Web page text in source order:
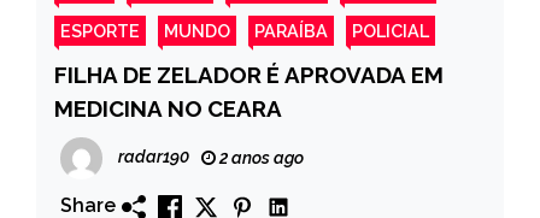
ESPORTE MUNDO PARAÍBA POLICIAL
FILHA DE ZELADOR É APROVADA EM
MEDICINA NO CEARA
radar190 2 anos ago
Share